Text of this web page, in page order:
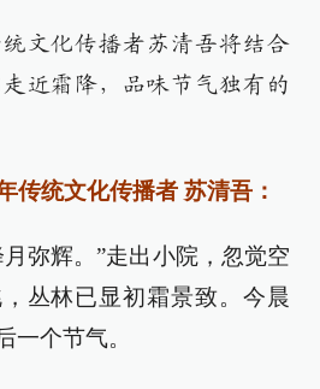
文化传播者苏清吾将结合
近霜降，品味节气独有的
传统文化传播者 苏清吾：
弥辉。”走出小院，忽觉空
丛林已显初霜景致。今晨
一个节气。